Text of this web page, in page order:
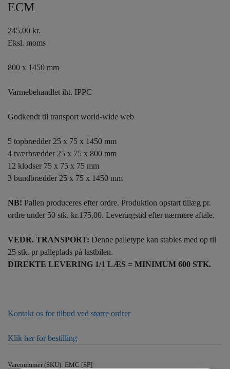
ECM
245,00 kr.
Eksl. moms
800 x 1450 mm
Varmebehandlet iht. IPPC
Godkendt til transport world-wide web
5 topbrædder 25 x 75 x 1450 mm
4 tværbrædder 25 x 75 x 800 mm
12 klodser 75 x 75 x 75 mm
3 bundbrædder 25 x 75 x 1450 mm
NB! Pallen produceres efter ordre. Produktion opstart tillæg pr.
ordre under 50 stk. kr.175,00. Leveringstid efter nærmere aftale.
VEDR. TRANSPORT: Denne palletype kan stables med op til
25 stk. pr palleplads på lastbilen.
DIREKTE LEVERING 1/1 LÆS = MINIMUM 600 STK.
Kontakt os for tilbud ved større ordrer
Klik her for bestilling
Varenummer (SKU): EMC [SP]